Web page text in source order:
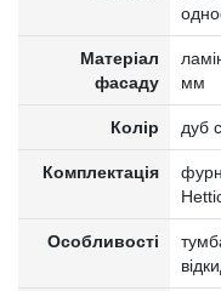
Матеріал
фасаду
мм
Колір дуб
Комплектація
Особливості